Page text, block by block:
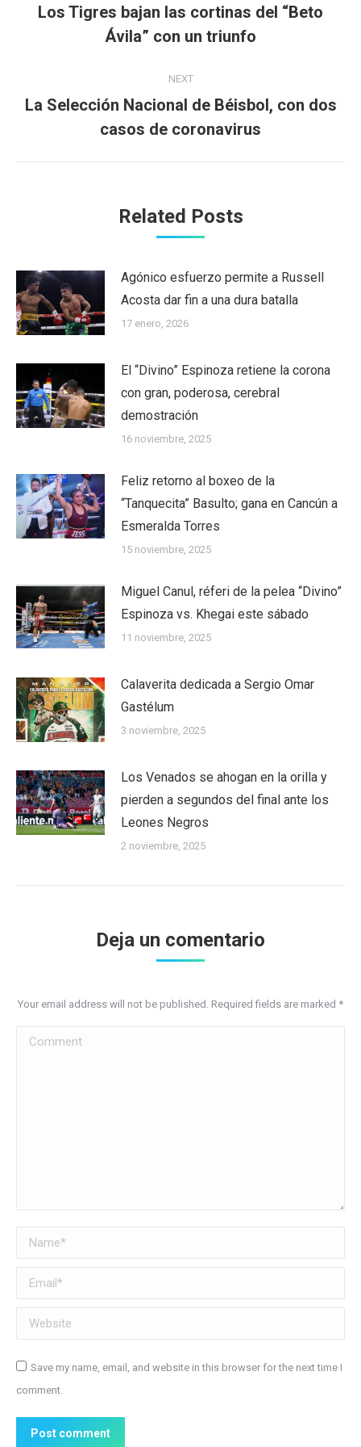
navigation
Previous
post:
Los Tigres bajan las cortinas del “Beto
Ávila” con un triunfo
NEXT
Next
post:
La Selección Nacional de Béisbol, con dos
casos de coronavirus
Related Posts
Agónico esfuerzo permite a Russell
Acosta dar fin a una dura batalla
17 enero, 2026
El “Divino” Espinoza retiene la corona
con gran, poderosa, cerebral
demostración
16 noviembre, 2025
Feliz retorno al boxeo de la
“Tanquecita” Basulto; gana en Cancún a
Esmeralda Torres
15 noviembre, 2025
Miguel Canul, réferi de la pelea “Divino”
Espinoza vs. Khegai este sábado
11 noviembre, 2025
Calaverita dedicada a Sergio Omar
Gastélum
3 noviembre, 2025
Los Venados se ahogan en la orilla y
pierden a segundos del final ante los
Leones Negros
2 noviembre, 2025
Deja un comentario
Your email address will not be published. Required fields are marked *
Comment
Name *
Email *
Website
Save my name, email, and website in this browser for the next time I
comment.
Post comment